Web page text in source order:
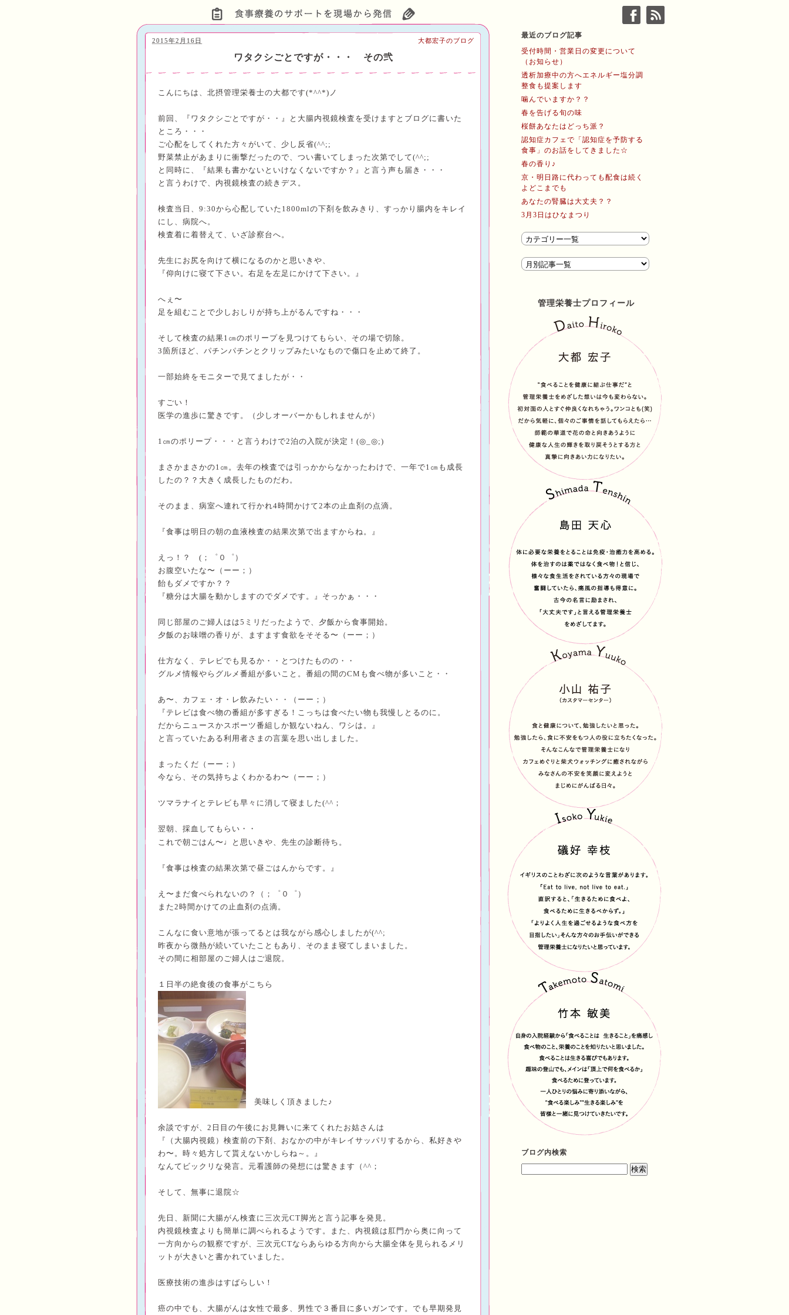
ワタクシごとですが・・・ その弐
2015年2月16日 大都宏子のブログ
こんにちは、北摂管理栄養士の大都です(*^^*) ノ
前回、『ワタクシごとですが・・』
と大腸内視鏡検査を受けますとブログに書いた
ところ・・・
ご心配をしてくれた方々がいて、少し反省(^^;;
野菜禁止があまりに衝撃だったので、つい書いてしまった次第でして(^^;;
と同時に、『結果も書かないといけなくないですか？』と言う声も届き・・・
と言うわけで、内視鏡検査の続きデス。
検査当日、 9:30から心配していた 1800mlの下剤を飲みきり、すっかり腸内をキレイ
にし、病院へ。
検査着に着替えて、いざ診察台へ。
先生にお尻を向けて横になるのかと思いきや、
『仰向けに寝て下さい。右足を左足にかけて下さい。』
へぇ〜
足を組むことで少しおしりが持ち上がるんですね・・・
そして検査の結果1 ㎝のポリープを見つけてもらい、その場で切除。
3箇所ほど、パチンパチンとクリップみたいなもので傷口を止めて終了。
一部始終をモニターで見てましたが・・
すごい！
医学の進歩に驚きです。（少しオーバーかもしれませんが）
1 ㎝のポリープ・・・と言うわけで2泊の入院が決定！ (◎ ◎;)
まさかまさかの1 ㎝。 去年の検査では引っかからなかったわけで、一年で1 ㎝も成長
したの？？大きく成長したものだわ。
そのまま、病室へ連れて行かれ4時間かけて2本の止血剤の点滴。
『食事は明日の朝の血液検査の結果次第で出ますからね。』
えっ！？ (；゜０゜）
お腹空いたな〜（ーー；）
飴もダメですか？？
『糖分は大腸を動かしますのでダメです。』そっかぁ・・・
同じ部屋のご婦人はは5 ミリだったようで、夕飯から食事開始。
夕飯のお味噌の香りが、ますます食欲をそそる 〜（ーー；）
仕方なく、テレビでも見るか・・ とつけたものの・・
グルメ情報やらグルメ番組が多いこと。 番組の間のCM も食べ物が多いこと・・
あ〜、カフェ・オ・レ飲みたい・・
（ーー；）
『テレビは食べ物の番組が多すぎる！ こっちは食べたい物も我慢しとるのに。
だからニュースかスポーツ番組しか観ないねん、ワシは。』
と言っていたある利用者さまの言葉を思い出しました。
まったくだ（ーー；）
今なら、その気持ちよくわかるわ〜（ーー；）
ツマラナイ とテレビも早々に消して寝ました(^^；
翌朝、採血してもらい・・
これで朝ごはん〜 ♩ と思いきや、先生の診断待ち。
『食事は検査の結果次第で昼ごはんからです。』
え〜まだ食べられないの？（；゜０゜）
また2 時間かけての止血剤の点滴。
こんなに食い意地が張ってるとは我ながら感心しましたが(^^;
昨夜から微熱が続いていたこともあり、そのまま寝てしまいました。
その間に相部屋のご婦人はご退院。
１日半の絶食後の食事がこちら
美味しく頂きました♪
余談ですが、2 日目の午後にお見舞いに来てくれたお姑さんは
『（大腸内視鏡）検査前の下剤、おなかの中がキレイサッパリするから、私好きや
わ〜。時々処方して貰えないかしらね～。』
なんてビックリな発言。元看護師の発想には驚きます（^^；
そして、無事に退院☆
先日、新聞に大腸がん検査に三次元CT脚光と言う記事を発見。
内視鏡検査よりも簡単に調べられるようです。また、内視鏡は肛門から奥に向って
一方向からの観察ですが、三次元CTならあらゆる方向から大腸全体を見られるメリ
ットが大きいと書かれていました。
医療技術の進歩はすばらしい！
癌の中でも、大腸がんは女性で最多、男性で３番目に多いガンです。でも早期発見
最近のブログ記事
受付時間・営業日の変更について
（お知らせ）
透析加療中の方へエネルギー塩分調
整食も提案します
噛んでいますか？？
春を告げる旬の味
桜餅あなたはどっち派？
認知症カフェで「認知症を予防する
食事」のお話をしてきました☆
春の香り♪
京・明日路に代わっても配食は続く
よどこまでも
あなたの腎臓は大丈夫？？
3月3日はひなまつり
管理栄養士プロフィール
ブログ内検索